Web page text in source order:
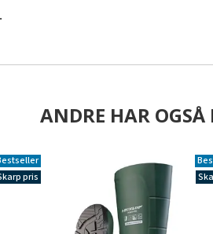
ANDRE HAR
pris